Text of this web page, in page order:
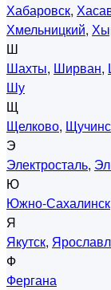
Хабаровск,
Хмельницкий,
Ш
Шахты, Ширван,
Шу
Щ
Щелково,
Э
Электросталь,
Ю
Южно-Сахалинск
Я
Якутск,
Ф
Фергана